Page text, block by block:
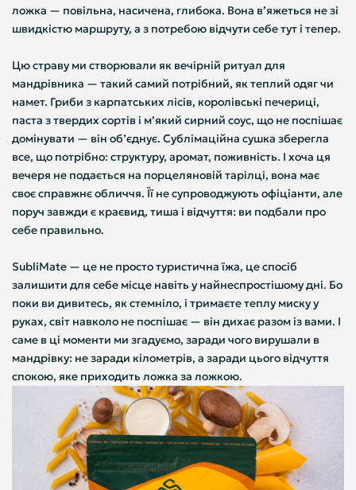
ложка — повільна, насичена, глибока. Вона вʼяжеться не зі
швидкістю маршруту, а з потребою відчути себе тут і тепер.
Цю страву ми створювали як вечірній ритуал для
мандрівника — такий самий потрібний, як теплий одяг чи
намет. Гриби з карпатських лісів, королівські печериці,
паста з твердих сортів і м’який сирний соус, що не поспішає
домінувати — він об’єднує. Сублімаційна сушка зберегла
все, що потрібно: структуру, аромат, поживність. І хоча ця
вечеря не подається на порцеляновій тарілці, вона має
своє справжнє обличчя. Її не супроводжують офіціанти, але
поруч завжди є краєвид, тиша і відчуття: ви подбали про
себе правильно.
SubliMate — це не просто туристична їжа, це спосіб
залишити для себе місце навіть у найнеспростішому дні. Бо
поки ви дивитесь, як стемніло, і тримаєте теплу миску у
руках, світ навколо не поспішає — він дихає разом із вами. І
саме в ці моменти ми згадуємо, заради чого вирушали в
мандрівку: не заради кілометрів, а заради цього відчуття
спокою, яке приходить ложка за ложкою.